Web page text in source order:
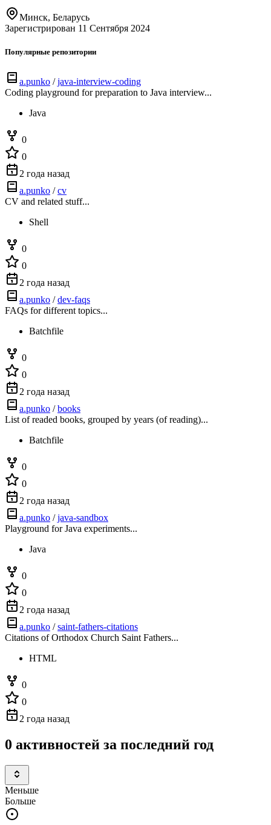
Минск, Беларусь
Зарегистрирован 11 Сентября 2024
Популярные репозитории
a.punko /java-interview-coding
Coding playground for preparation to Java interview...
Java
0
0
2 года назад
a.punko /cv
CV and related stuff...
Shell
0
0
2 года назад
a.punko /dev-faqs
FAQs for different topics...
Batchfile
0
0
2 года назад
a.punko /books
List of readed books, grouped by years (of reading)...
Batchfile
0
0
2 года назад
a.punko /java-sandbox
Playground for Java experiments...
Java
0
0
2 года назад
a.punko /saint-fathers-citations
Citations of Orthodox Church Saint Fathers...
HTML
0
0
2 года назад
0 активностей за последний год
Меньше
Больше